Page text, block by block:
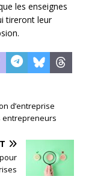
les enseignes
tireront leur
d’entreprise
entrepreneurs